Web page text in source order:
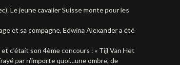
Le jeune cavalier Suisse monte pour les
et sa compagne, Edwina Alexander a été
c’était son 4ème concours : « Tijl Van Het
par n’importe quoi…une ombre, de